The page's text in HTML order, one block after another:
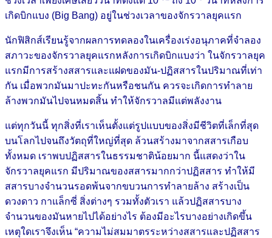
เกิดบิกแบง (Big Bang) อยู่ในช่วงเวลาของจักรวาลยุคแรก
นักฟิสิกส์เรียนรู้จากผลการทดลองในเครื่องเร่งอนุภาคที่จำลอง
สภาวะของจักรวาลยุคแรกหลังการเกิดบิกแบงว่า ในจักรวาลยุค
แรกมีการสร้างสสารและแฝดของมัน-ปฏิสสารในปริมาณที่เท่า
กัน เมื่อพวกมันมาปะทะกันหรือชนกัน ควรจะเกิดการทำลาย
ล้างพวกมันไปจนหมดสิ้น ทำให้จักรวาลมีแต่พลังงาน
แต่ทุกวันนี้ ทุกสิ่งที่เราเห็นตั้งแต่รูปแบบของสิ่งมีชีวิตที่เล็กที่สุด
บนโลกไปจนถึงวัตถุที่ใหญ่ที่สุด ล้วนสร้างมาจากสสารเกือบ
ทั้งหมด เราพบปฏิสสารในธรรมชาติน้อยมาก นี้แสดงว่าใน
จักรวาลยุคแรก มีปริมาณของสสารมากกว่าปฏิสสาร ทำให้มี
สสารบางจำนวนรอดพ้นจากขบวนการทำลายล้าง สร้างเป็น
ดวงดาว กาแล็กซี่ สิ่งต่างๆ รวมทั้งตัวเรา แล้วปฏิสสารบาง
จำนวนของมันหายไปได้อย่างไร ต้องมีอะไรบางอย่างเกิดขึ้น
เหตุใดเราจึงเห็น “ความไม่สมมาตรระหว่างสสารและปฏิสสาร